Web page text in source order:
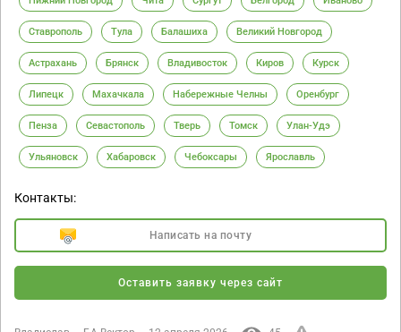
Ставрополь Тула Балашиха Великий Новгород
Астрахань Брянск Владивосток Киров Курск
Липецк Махачкала Набережные Челны Оренбург
Пенза Севастополь Тверь Томск Улан-Удэ
Ульяновск Хабаровск Чебоксары Ярославль
Контакты:
Написать на почту
Оставить заявку через сайт